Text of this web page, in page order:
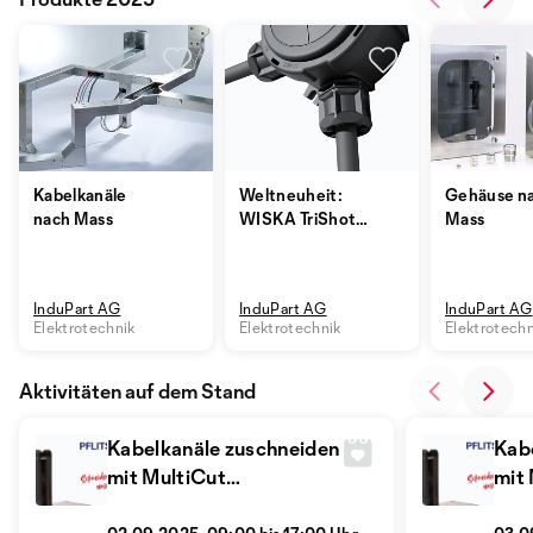
Kabelkanäle
nach Mass
InduPart AG
Elektrotechnik
Weltneuheit:
WISKA TriShot®
InduPart AG
Elektrotechnik
Gehäuse
Mass
InduPart AG
Kabelkanäle zuschneiden
mit MultiCut
mit
Aktivitäten auf dem Stand